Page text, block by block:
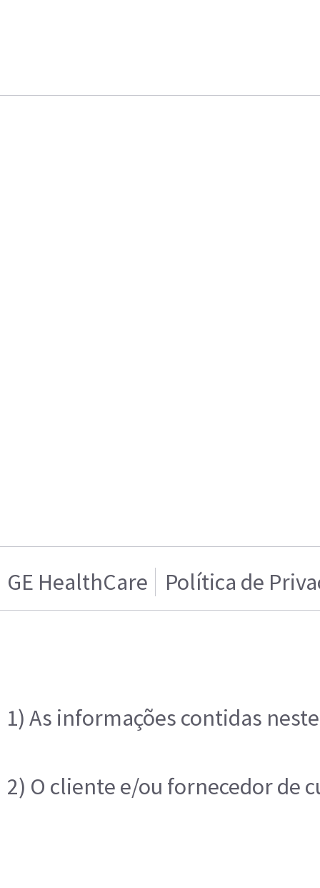
GE HealthCare Política de
1) As informações contidas
2) O cliente e/ou fornecedor de